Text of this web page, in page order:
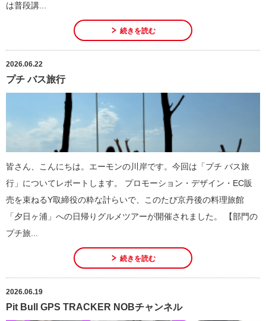
は普段講...
続きを読む
2026.06.22
プチ バス旅行
皆さん、こんにちは。エーモンの川岸です。今回は「プチ バス旅
行」についてレポートします。 プロモーション・デザイン・EC販
売を束ねるY取締役の粋な計らいで、このたび京丹後の料理旅館
「夕日ヶ浦」への日帰りグルメツアーが開催されました。 【部門の
プチ旅...
続きを読む
2026.06.19
Pit Bull GPS TRACKER NOBチャンネル